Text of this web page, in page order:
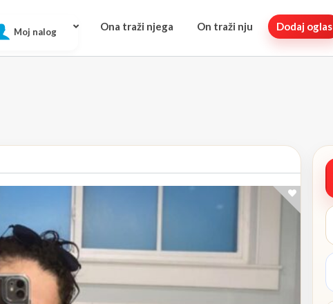
Moj nalog Ona traži njega On traži nju Dodaj oglas